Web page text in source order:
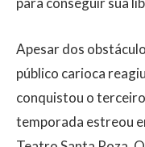
Apesar dos
público carioca
conquistou o
temporada estreou